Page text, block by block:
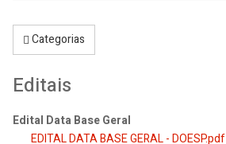
Categorias
Editais
Edital Data Base Geral
EDITAL DATA BASE GERAL - DOESP.pdf